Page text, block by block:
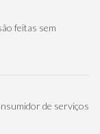
feitas sem
de serviços